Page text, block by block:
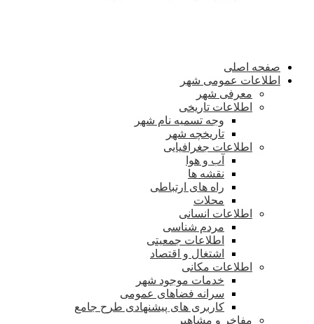
صفحه اصلی
اطلاعات عمومی شهر
معرفی شهر
اطلاعات تاریخی
وجه تسمیه نام شهر
تاریخچه شهر
اطلاعات جغرافیایی
آب و هوا
نقشه ها
راه های ارتباطی
محلات
اطلاعات انسانی
مردم شناسی
اطلاعات جمعیتی
اشتغال و اقتصاد
اطلاعات مکانی
خدمات موجود شهر
سرانه فضاهای عمومی
کاربری های پیشنهادی طرح جامع
مفاخر و مشاهیر